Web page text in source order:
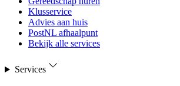
Klusservice
Advies aan huis
PostNL afhaalpunt
Bekijk alle services
Services